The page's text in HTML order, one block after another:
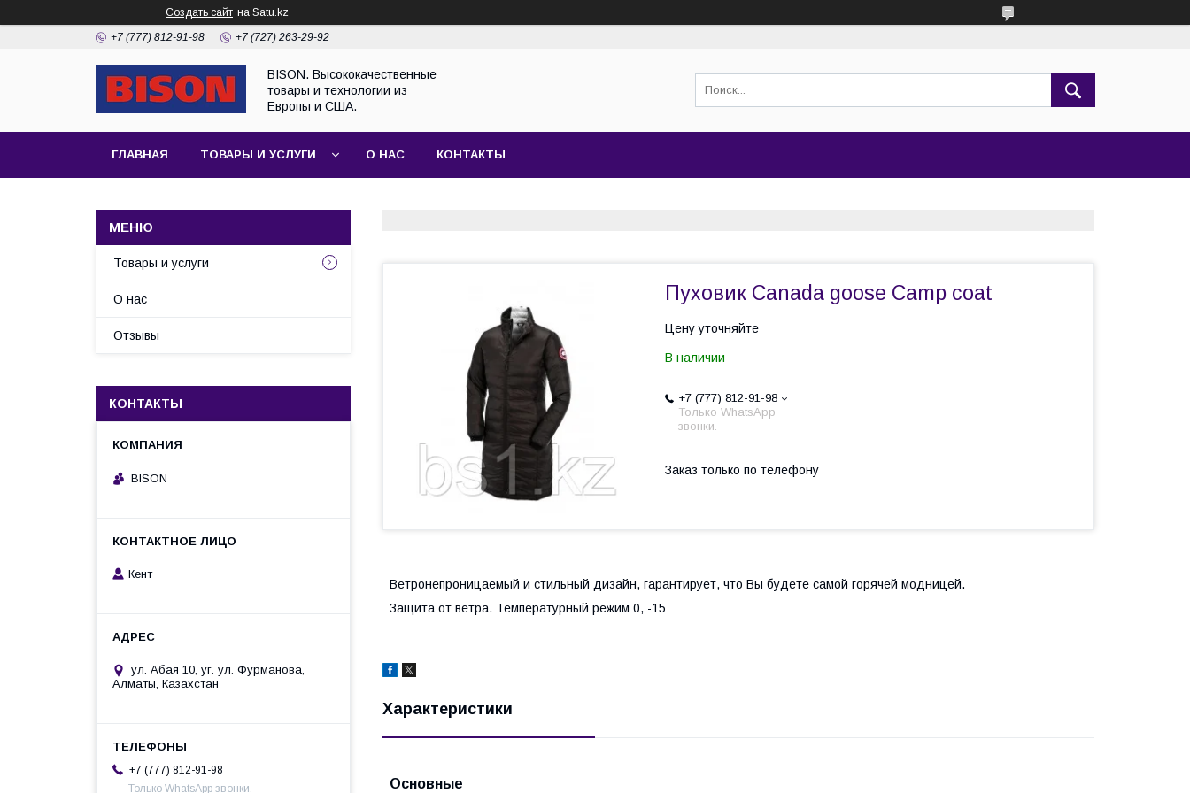
Создать сайт на Satu.kz
+7 (777) 812-91-98 +7 (727) 263-29-92
BISON. Высококачественные
товары и технологии из
Европы и США.
ГЛАВНАЯ ТОВАРЫ И УСЛУГИ О НАС КОНТАКТЫ
Пуховик Canada goose Camp coat
Цену уточняйте
В наличии
+7 (777) 812-91-98
Только WhatsApp
звонки.
Заказ только по телефону
Ветронепроницаемый и стильный дизайн, гарантирует, что Вы будете самой горячей модницей.
Защита от ветра. Температурный режим 0, -15
Характеристики
Основные
Товары и услуги
О нас
Отзывы
КОНТАКТЫ
BISON
Кент
ул. Абая 10, уг. ул. Фурманова,
Алматы, Казахстан
+7 (777) 812-91-98
Только WhatsApp звонки.